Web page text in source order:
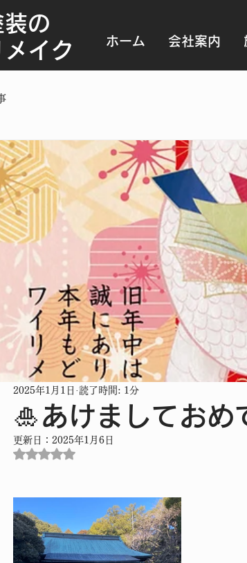
の
イク
ホーム 会社案内
🎍あけましておめ
2025年1月1日 読了時間: 1分
更新日： 2025年1月6日
5つ星のうちNaNと評価されています。